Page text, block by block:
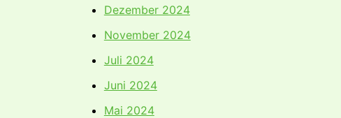
Dezember 2024
November 2024
Juli 2024
Juni 2024
Mai 2024